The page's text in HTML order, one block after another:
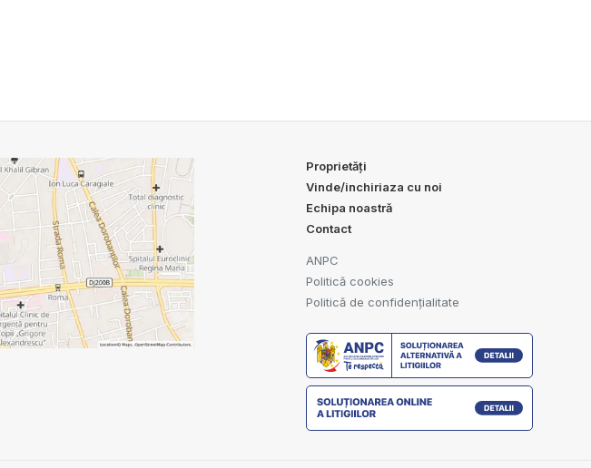
Proprietăți
Vinde/inchiriaza cu noi
Echipa noastră
Contact
ANPC
Politică cookies
Politică de confidențialitate